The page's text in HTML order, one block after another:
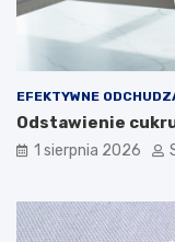
EFEKTYWNE
Odstawienie
1 sierpnia 2026